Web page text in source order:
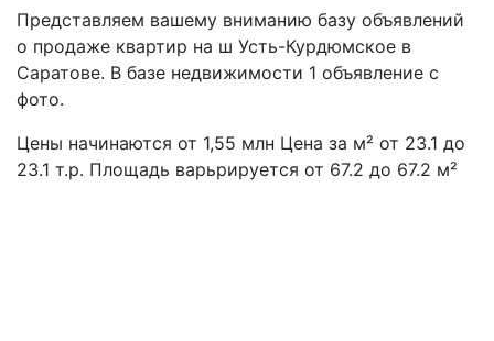
Представляем вашему вниманию базу объявлений
о продаже квартир на ш Усть-Курдюмское в
Саратове. В базе недвижимости 1 объявление с
фото.
Цены начинаются от 1,55 млн Цена за м² от 23.1 до
23.1 т.р. Площадь варьрируется от 67.2 до 67.2 м²